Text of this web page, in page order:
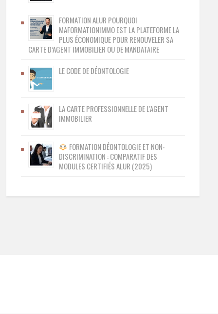
FORMATION ALUR POURQUOI
MAFORMATIONIMMO EST LA PLATEFORME LA
PLUS ÉCONOMIQUE POUR RENOUVELER SA
CARTE D’AGENT IMMOBILIER OU DE MANDATAIRE
LE CODE DE DÉONTOLOGIE
LA CARTE PROFESSIONNELLE DE L’AGENT
IMMOBILIER
FORMATION DÉONTOLOGIE ET NON-
DISCRIMINATION : COMPARATIF DES
MODULES CERTIFIÉS ALUR (2025)